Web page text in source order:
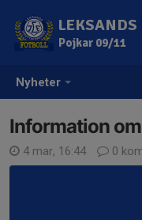
Nyheter
Pojkar 09/11
Information
4 mar, 16:44 0